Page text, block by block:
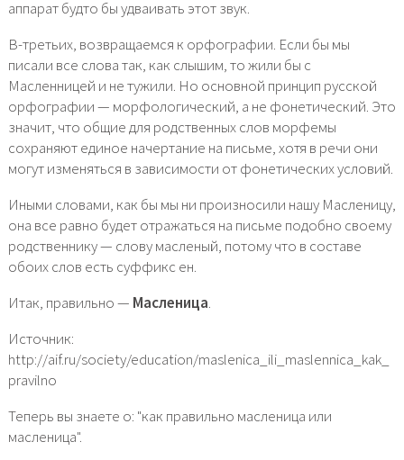
аппарат будто бы удваивать этот звук.
В-третьих, возвращаемся к орфографии. Если бы мы
писали все слова так, как слышим, то жили бы с
Масленницей и не тужили. Но основной принцип русской
орфографии — морфологический, а не фонетический. Это
значит, что общие для родственных слов морфемы
сохраняют единое начертание на письме, хотя в речи они
могут изменяться в зависимости от фонетических условий.
Иными словами, как бы мы ни произносили нашу Масленицу,
она все равно будет отражаться на письме подобно своему
родственнику — слову масленый, потому что в составе
обоих слов есть суффикс ен.
Итак, правильно — Масленица.
Источник:
http://aif.ru/society/education/maslenica_ili_maslennica_kak_
pravilno
Теперь вы знаете о: "как правильно масленица или
масленица".